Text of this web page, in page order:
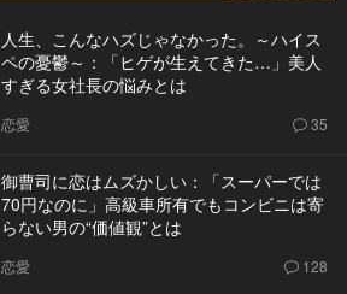
人生、こんなハズじゃなかった。～ハイス
ペの憂鬱～：「ヒゲが生えてきた…」美人
すぎる女社長の悩みとは
恋愛 35
御曹司に恋はムズかしい：「スーパーでは
70円なのに」高級車所有でもコンビニは寄
らない男の“価値観”とは
恋愛 128